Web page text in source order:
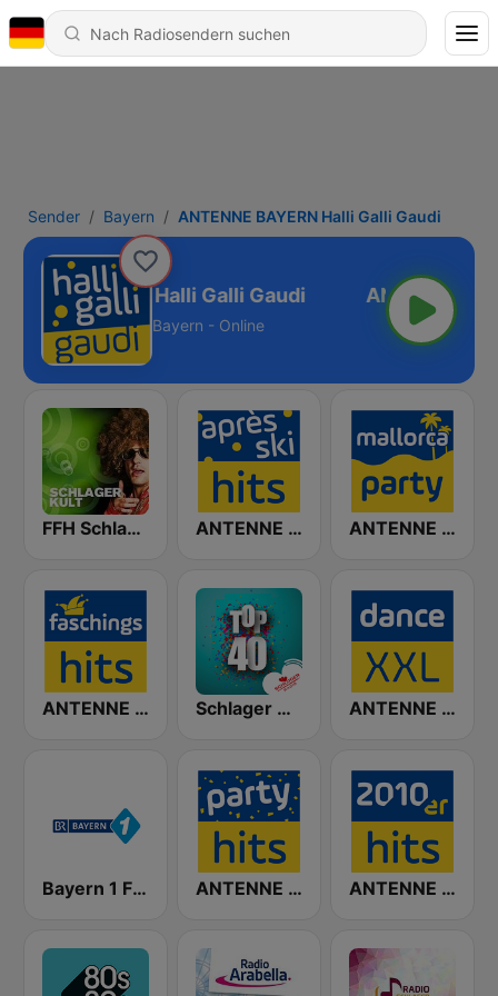
Sender Bayern ANTENNE BAYERN Halli Galli Gaudi
BAYERN Halli Galli Gaudi
Bayern - Online
FFH Schlagerkult ANTENNE BAYERN Après-Ski Hits ANTENNE BAYERN Mallorca Party
ANTENNE BAYERN Faschings Hits Schlager Radio - Top 40 ANTENNE BAYERN Dance XXL
Bayern 1 Franken ANTENNE BAYERN Party Hits ANTENNE BAYERN 2010er Hits